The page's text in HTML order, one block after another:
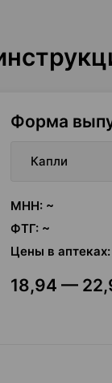
Форма
Капли
МНН: ~
ФТГ: ~
Цены в аптеках:
18,94 —